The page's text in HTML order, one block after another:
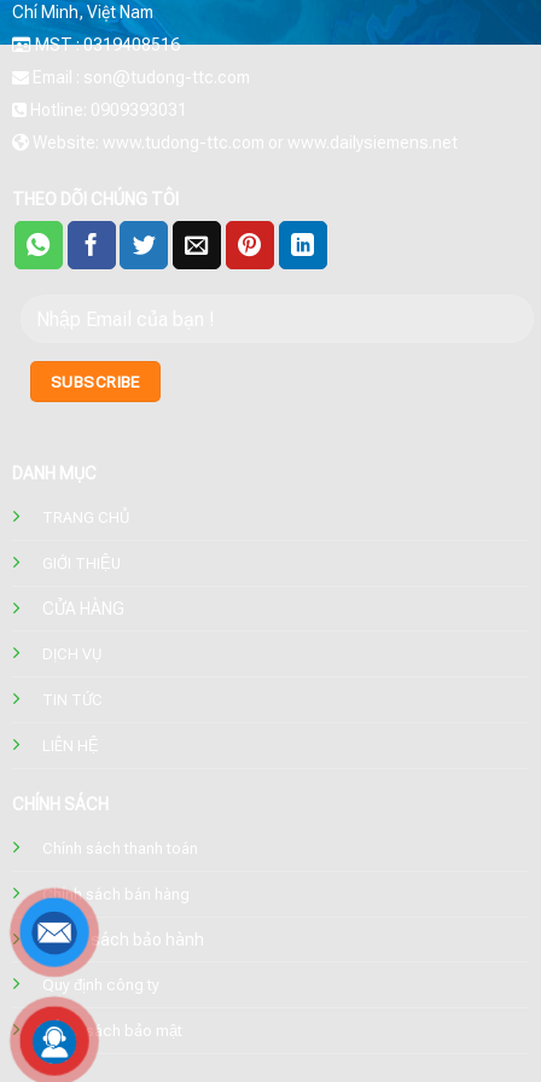
Chí Minh, Việt Nam
MST : 0319408516
Email : son@tudong-ttc.com
Hotline: 0909393031
Website: www.tudong-ttc.com or www.dailysiemens.net
THEO DÕI CHÚNG TÔI
DANH MỤC
TRANG CHỦ
GIỚI THIỆU
CỬA HÀNG
DỊCH VỤ
TIN TỨC
LIÊN HỆ
CHÍNH SÁCH
Chính sách thanh toán
Chính sách bán hàng
Chính sách bảo hành
Quy định công ty
Chính sách bảo mật